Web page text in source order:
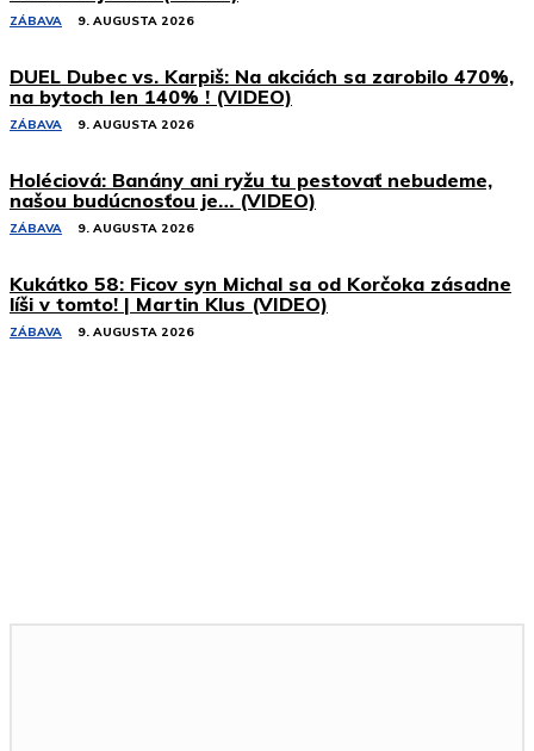
ZÁBAVA 9. AUGUSTA 2026
DUEL Dubec vs. Karpiš: Na akciách sa zarobilo 470%,
na bytoch len 140% ! (VIDEO)
ZÁBAVA 9. AUGUSTA 2026
Holéciová: Banány ani ryžu tu pestovať nebudeme,
našou budúcnosťou je… (VIDEO)
ZÁBAVA 9. AUGUSTA 2026
Kukátko 58: Ficov syn Michal sa od Korčoka zásadne
líši v tomto! | Martin Klus (VIDEO)
ZÁBAVA 9. AUGUSTA 2026